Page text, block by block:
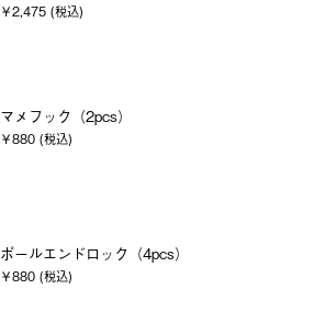
￥2,475 (税込)
マメフック（2pcs）
￥880 (税込)
ポールエンドロック（4pcs）
￥880 (税込)